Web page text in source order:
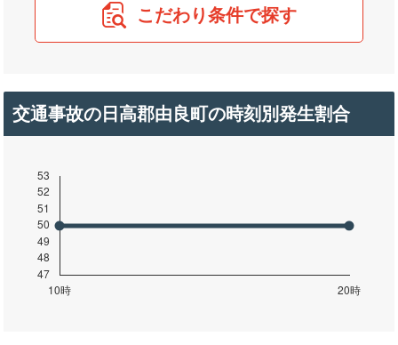
こだわり条件で探す
交通事故の日高郡由良町の時刻別発生割合